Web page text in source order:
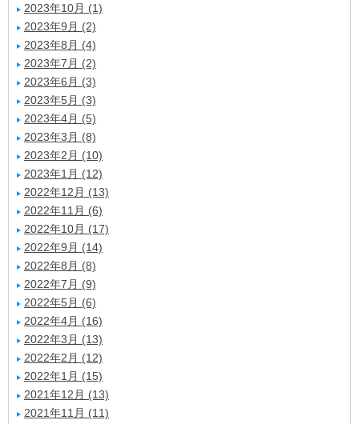
2023年10月 (1)
2023年9月 (2)
2023年8月 (4)
2023年7月 (2)
2023年6月 (3)
2023年5月 (3)
2023年4月 (5)
2023年3月 (8)
2023年2月 (10)
2023年1月 (12)
2022年12月 (13)
2022年11月 (6)
2022年10月 (17)
2022年9月 (14)
2022年8月 (8)
2022年7月 (9)
2022年5月 (6)
2022年4月 (16)
2022年3月 (13)
2022年2月 (12)
2022年1月 (15)
2021年12月 (13)
2021年11月 (11)